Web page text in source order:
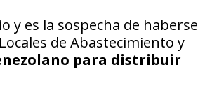
y es la sospecha de haberse
de Abastecimiento y
para distribuir